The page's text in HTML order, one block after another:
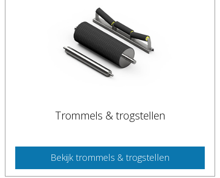
Trommels & trogstellen
Bekijk trommels & trogstellen